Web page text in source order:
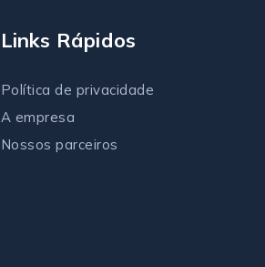
Links Rápidos
Política de privacidade
A empresa
Nossos parceiros